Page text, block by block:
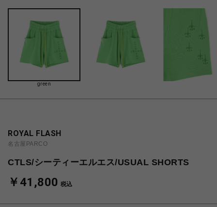
green
ROYAL FLASH
名古屋PARCO
CTLS/シーティーエルエス/USUAL SHORTS
￥41,800 税込